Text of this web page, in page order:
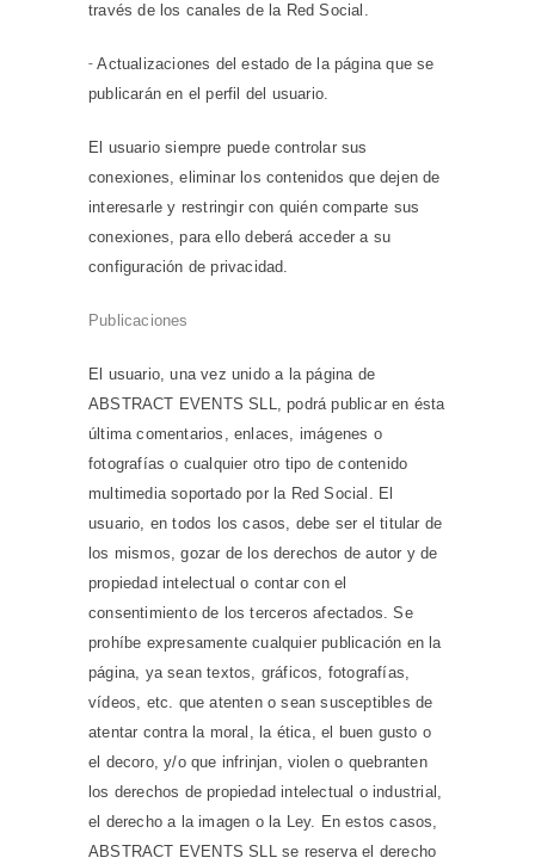
través de los canales de la Red Social.
-Actualizaciones del estado de la página que se
publicarán en el perfil del usuario.
El usuario siempre puede controlar sus
conexiones, eliminar los contenidos que dejen de
interesarle y restringir con quién comparte sus
conexiones, para ello deberá acceder a su
configuración de privacidad.
Publicaciones
El usuario, una vez unido a la página de
ABSTRACT EVENTS SLL, podrá publicar en ésta
última comentarios, enlaces, imágenes o
fotografías o cualquier otro tipo de contenido
multimedia soportado por la Red Social. El
usuario, en todos los casos, debe ser el titular de
los mismos, gozar de los derechos de autor y de
propiedad intelectual o contar con el
consentimiento de los terceros afectados. Se
prohíbe expresamente cualquier publicación en la
página, ya sean textos, gráficos, fotografías,
vídeos, etc. que atenten o sean susceptibles de
atentar contra la moral, la ética, el buen gusto o
el decoro, y/o que infrinjan, violen o quebranten
los derechos de propiedad intelectual o industrial,
el derecho a la imagen o la Ley. En estos casos,
ABSTRACT EVENTS SLL se reserva el derecho